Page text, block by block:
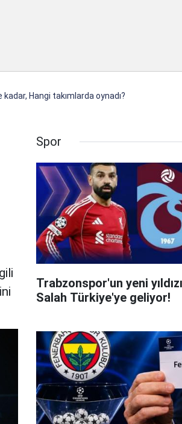
Hangi takımlarda oynadı?
Spor
Trabzonspor'un yeni
Salah Türkiye'ye geliyor!